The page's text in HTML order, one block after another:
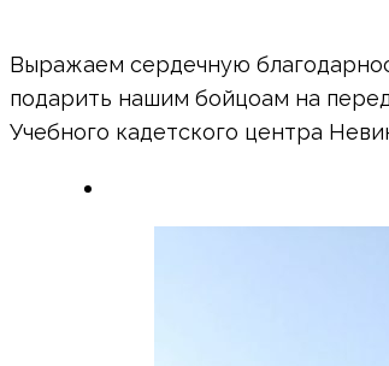
Выражаем сердечную
подарить нашим бойцоам на
Учебного кадетского центра